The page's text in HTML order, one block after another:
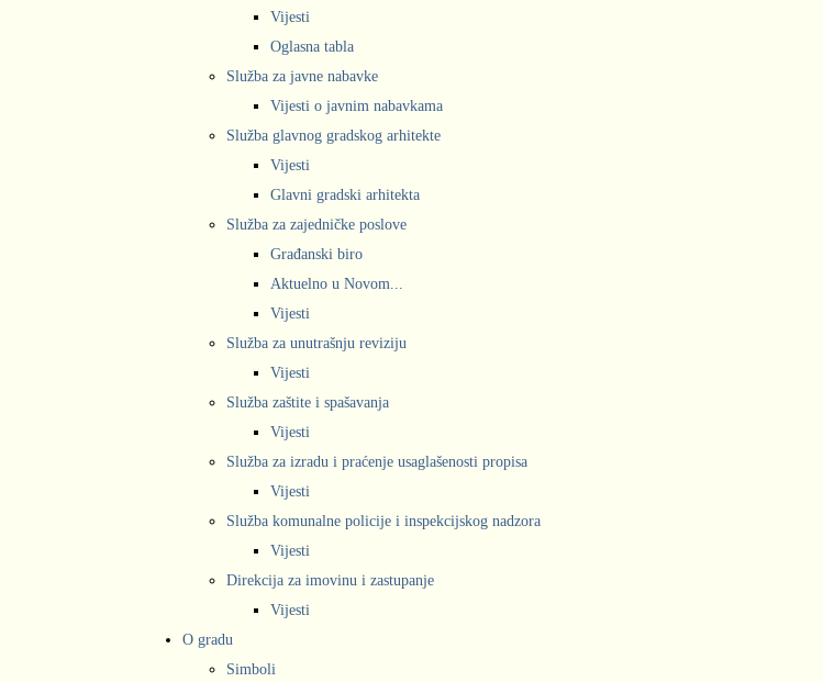
Vijesti
Oglasna tabla
Služba za javne nabavke
Vijesti o javnim nabavkama
Služba glavnog gradskog arhitekte
Vijesti
Glavni gradski arhitekta
Služba za zajedničke poslove
Građanski biro
Aktuelno u Novom...
Vijesti
Služba za unutrašnju reviziju
Vijesti
Služba zaštite i spašavanja
Vijesti
Služba za izradu i praćenje usaglašenosti propisa
Vijesti
Služba komunalne policije i inspekcijskog nadzora
Vijesti
Direkcija za imovinu i zastupanje
Vijesti
O gradu
Simboli